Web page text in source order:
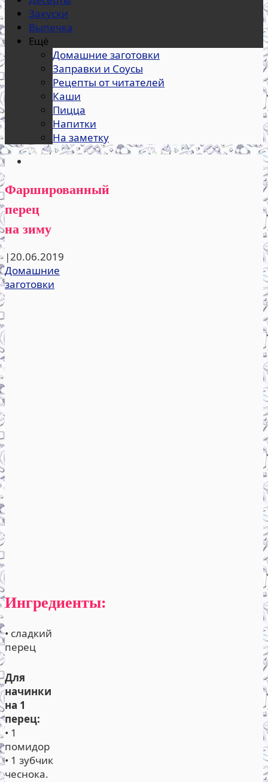
Закуски
Выпечка
Ещё
Домашние заготовки
Заправки и Соусы
Рецепты от читателей
Каши
Пицца
Напитки
На заметку
Фаршированный
перец
на зиму
|20.06.2019
Домашние
заготовки
Ингредиенты:
• сладкий
перец
Для
начинки
на 1
перец:
• 1
помидор
• 1 зубчик
чеснока.